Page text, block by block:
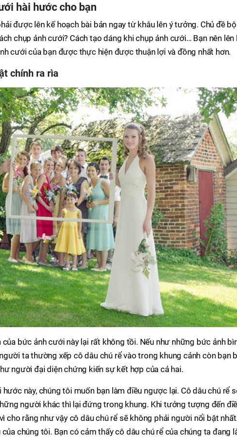
hài hước cho bạn
được lên kế hoạch bài bản ngay từ khâu lên ý tưởng. Chủ đề bộ
chụp ảnh cưới? Cách tạo dáng khi chụp ảnh cưới… Bạn nên lên
cưới của bạn được thực hiện được thuận lợi và đồng nhất hơn.
chính ra rìa
của bức ảnh cưới này lại rất không tồi. Nếu như những bức ảnh
ta thường xếp cô dâu chú rể vào trong khung cảnh còn bạn
người đại diện chứng kiến sự kết hợp của cả hai.
này, chúng tôi muốn bạn làm điều ngược lại. Cô dâu chú rể
người khác thì lại đứng trong khung. Khi tưởng tượng đến
cho rằng như vậy cô dâu chú rể sẽ không phải người nổi bật
của chúng tôi. Bạn có cảm thấy cô dâu chú rể của chúng ta đang